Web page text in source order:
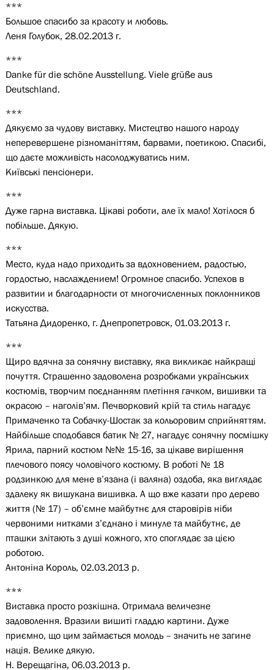
***
Большое спасибо за красоту и любовь.
Леня Голубок, 28.02.2013 г.
***
Danke für die schöne Ausstellung. Viele grüße aus
Deutschland.
***
Дякуємо за чудову виставку. Мистецтво нашого народу
неперевершене різноманіттям, барвами, поетикою. Спасибі,
що даєте можливість насолоджуватись ним.
Київські пенсіонери.
***
Дуже гарна виставка. Цікаві роботи, але їх мало! Хотілося б
побільше. Дякую.
***
Место, куда надо приходить за вдохновением, радостью,
гордостью, наслаждением! Огромное спасибо. Успехов в
развитии и благодарности от многочисленных поклонников
искусства.
Татьяна Дидоренко, г. Днепропетровск, 01.03.2013 г.
***
Щиро вдячна за сонячну виставку, яка викликає найкращі
почуття. Страшенно задоволена розробками українських
костюмів, творчим поєднанням плетіння гачком, вишивки та
окрасою – наголів’ям. Печворковий крій та стиль нагадує
Примаченко та Собачку-Шостак за кольоровим сприйняттям.
Найбільше сподобався батик № 27, нагадує сонячну посмішку
Ярила, парний костюм №№ 15-16, за цікаве вирішення
плечового поясу чоловічого костюму. В роботі № 18
родзинкою для мене в’язана (і валяна) оздоба, яка виглядає
здалеку як вишукана вишивка. А що вже казати про дерево
життя (№ 17) – об’ємне майбутнє для старовірів ніби
червоними нитками з’єднано і минуле та майбутнє, де
пташки злітають з душі кожного, хто споглядає за цією
роботою.
Антоніна Король, 02.03.2013 р.
***
Виставка просто розкішна. Отримала величезне
задоволення. Вразили вишиті гладдю картини. Дуже
приємно, що цим займається молодь – значить не загине
нація. Велике дякую.
Н. Верещагіна, 06.03.2013 р.